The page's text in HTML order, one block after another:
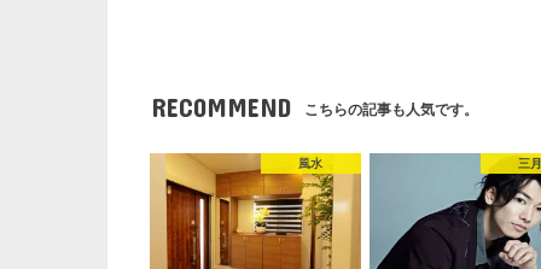
RECOMMEND こちらの記事も人気です。
風水 三